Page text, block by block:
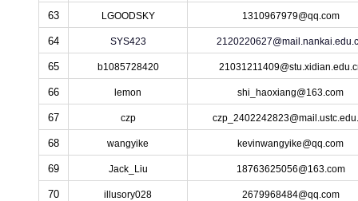
63 LGOODSKY 1310967979@qq.com
64 SYS423
65 b1085728420
66 lemon shi_haoxiang@163.com
67 czp
68 wangyike kevinwangyike@qq.com
69 Jack_Liu 18763625056@163.com
70 illusory028 2679968484@qq.com